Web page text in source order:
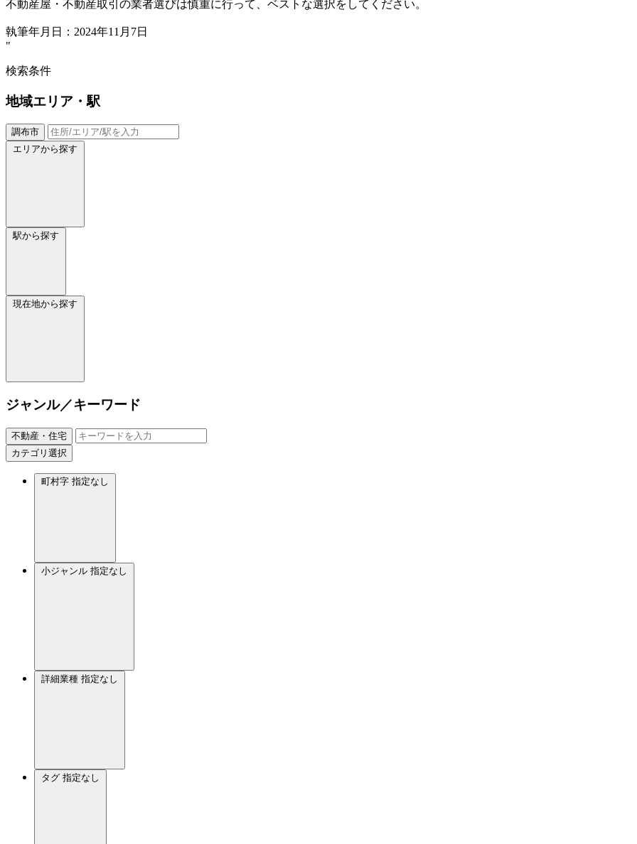
不動産屋・不動産取引の業者選びは慎重に行って、ベストな選択をしてください。
執筆年月日：2024年11月7日
"
検索条件
地域エリア・駅
調布市
エリアから探す
駅から探す
現在地から探す
ジャンル／キーワード
不動産・住宅
カテゴリ選択
町村字 指定なし
小ジャンル 指定なし
詳細業種 指定なし
タグ 指定なし